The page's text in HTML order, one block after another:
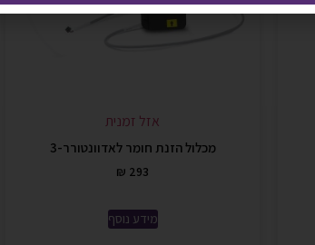
אזל זמנית
מכלול הזנת חומר לאדוונטורר-3
₪ 293
מידע נוסף